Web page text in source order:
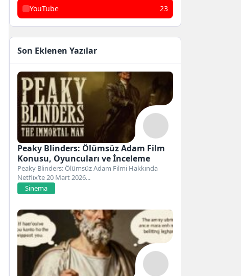
YouTube 23
Son Eklenen Yazılar
Peaky Blinders: Ölümsüz Adam Film
Konusu, Oyuncuları ve İnceleme
Peaky Blinders: Ölümsüz Adam Filmi Hakkında
Netflix’te 20 Mart 2026...
Sinema